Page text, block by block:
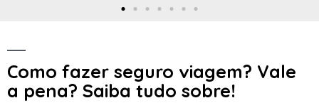
Como fazer seguro viagem? Vale
a pena? Saiba tudo sobre!